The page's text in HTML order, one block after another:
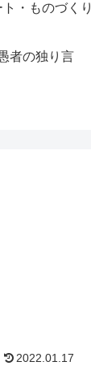
ト・ものづくり
者の独り言
2022.01.17